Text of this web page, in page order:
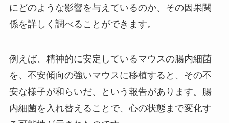
にどのような影響を与えているのか、その因果関
係を詳しく調べることができます。
例えば、精神的に安定しているマウスの腸内細菌
を、不安傾向の強いマウスに移植すると、その不
安な様子が和らいだ、という報告があります。腸
内細菌を入れ替えることで、心の状態まで変化す